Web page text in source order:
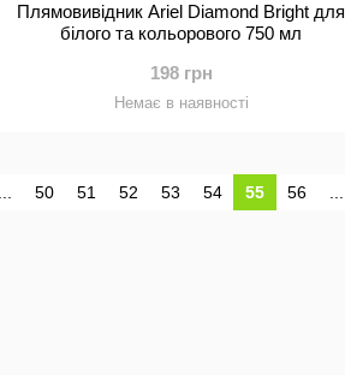
Плямовивідник Ariel Diamond Bright для
білого та кольорового 750 мл
198 грн
Немає в наявності
50 51 52 53 54 55 56